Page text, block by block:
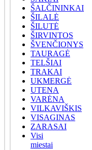
ŠALČININKAI
ŠILALĖ
ŠILUTĖ
ŠIRVINTOS
ŠVENČIONYS
TAURAGĖ
TELŠIAI
TRAKAI
UKMERGĖ
UTENA
VARĖNA
VILKAVIŠKIS
VISAGINAS
ZARASAI
Visi
miestai